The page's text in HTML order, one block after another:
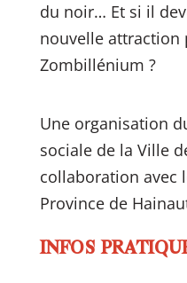
du noir… Et si il
nouvelle attraction
Zombillénium ?
Une organisation
sociale de la Ville
collaboration avec
Province de
INFOS